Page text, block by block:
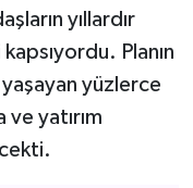
yıllardır
Planın
yüzlerce
yatırım